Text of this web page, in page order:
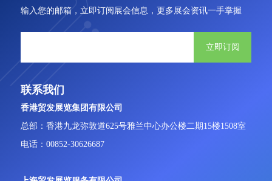
输入您的邮箱，立即订阅展会信息，更多展会资讯一手掌握
立即订阅
联系我们
香港贸发展览集团有限公司
总部：香港九龙弥敦道625号雅兰中心办公楼二期15楼1508室
电话：00852-30626687